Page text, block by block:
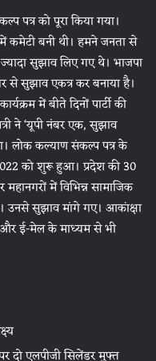
पत्र को पूरा किया गया।
कमेटी बनी थी। हमने जनता से
सुझाव लिए गए थे। भाजपा
से सुझाव एकत्र कर बनाया है।
में बीते दिनों पार्टी की
ने ‘यूपी नंबर एक, सुझाव
लोक कल्याण संकल्प पत्र के
को शुरू हुआ। प्रदेश की 30
में विभिन्न सामाजिक
उनसे सुझाव मांगे गए। आकांक्षा
और ई-मेल के माध्यम से भी
दो एलपीजी सिलेंडर मुफ्त